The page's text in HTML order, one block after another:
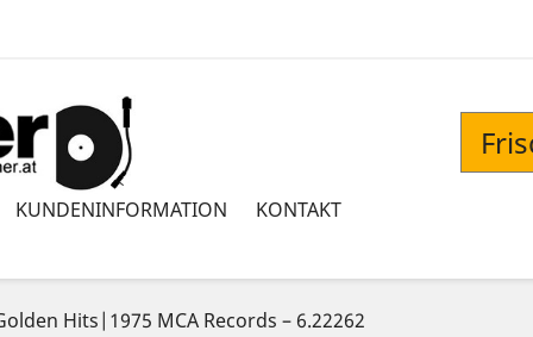
KUNDENINFORMATION KONTAKT
Hits|1975 MCA Records – 6.22262